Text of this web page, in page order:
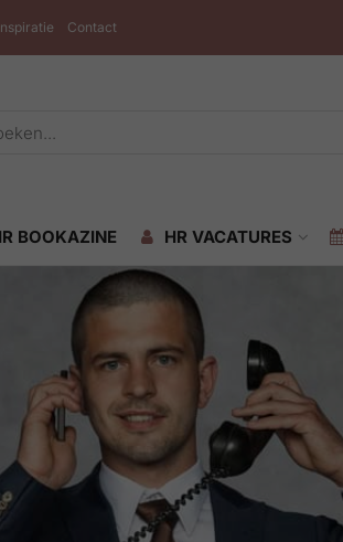
Contact
BOOKAZINE HR VACATURES